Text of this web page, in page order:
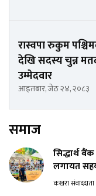
रास्वपा रुकुम
देखि सदस्य चुन्न
उम्मेदवार
आइतबार, जेठ २४, २०८३
समाज
सिद्धार्थ
लगायत
कखरा संवाददाता